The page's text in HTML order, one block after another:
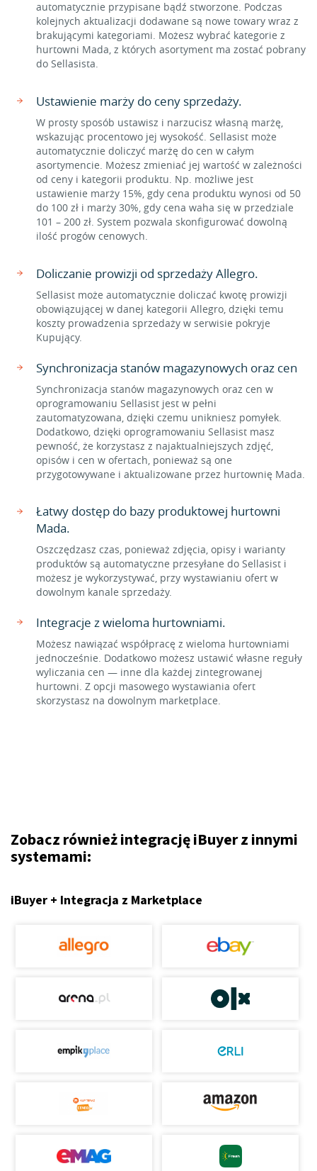
automatycznie przypisane bądź stworzone. Podczas
kolejnych aktualizacji dodawane są nowe towary wraz z
brakującymi kategoriami. Możesz wybrać kategorie z
hurtowni Mada, z których asortyment ma zostać pobrany
do Sellasista.
Ustawienie marży do ceny sprzedaży.
W prosty sposób ustawisz i narzucisz własną marżę,
wskazując procentowo jej wysokość. Sellasist może
automatycznie doliczyć marżę do cen w całym
asortymencie. Możesz zmieniać jej wartość w zależności
od ceny i kategorii produktu. Np. możliwe jest
ustawienie marży 15%, gdy cena produktu wynosi od 50
do 100 zł i marży 30%, gdy cena waha się w przedziale
101 – 200 zł. System pozwala skonfigurować dowolną
ilość progów cenowych.
Doliczanie prowizji od sprzedaży Allegro.
Sellasist może automatycznie doliczać kwotę prowizji
obowiązującej w danej kategorii Allegro, dzięki temu
koszty prowadzenia sprzedaży w serwisie pokryje
Kupujący.
Synchronizacja stanów magazynowych oraz cen
Synchronizacja stanów magazynowych oraz cen w
oprogramowaniu Sellasist jest w pełni
zautomatyzowana, dzięki czemu unikniesz pomyłek.
Dodatkowo, dzięki oprogramowaniu Sellasist masz
pewność, że korzystasz z najaktualniejszych zdjęć,
opisów i cen w ofertach, ponieważ są one
przygotowywane i aktualizowane przez hurtownię Mada.
Łatwy dostęp do bazy produktowej hurtowni
Mada.
Oszczędzasz czas, ponieważ zdjęcia, opisy i warianty
produktów są automatyczne przesyłane do Sellasist i
możesz je wykorzystywać, przy wystawianiu ofert w
dowolnym kanale sprzedaży.
Integracje z wieloma hurtowniami.
Możesz nawiązać współpracę z wieloma hurtowniami
jednocześnie. Dodatkowo możesz ustawić własne reguły
wyliczania cen — inne dla każdej zintegrowanej
hurtowni. Z opcji masowego wystawiania ofert
skorzystasz na dowolnym marketplace.
Zobacz również integrację iBuyer z innymi
systemami:
iBuyer + Integracja z Marketplace